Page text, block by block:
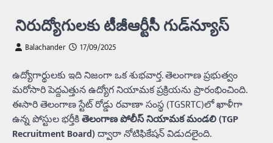
నిరుద్యోగులకు టీజీఆర్టీసీ గుడ్‌న్యూస్‌
Balachander 17/09/2025
ఉద్యోగార్థులకు ఇది నిజంగా ఒక శుభవార్త. తెలంగాణ ప్రభుత్వం
మరోసారి పెద్దఎత్తున ఉద్యోగ నియామక ప్రక్రియను ప్రారంభించింది.
ఈసారి తెలంగాణ స్టేట్‌ రోడ్డు రవాణా సంస్థ (TGSRTC)లో ఖాళీగా
ఉన్న పోస్టుల భర్తీకితెలంగాణ పోలీస్‌ నియామక మండలి (TGP
Recruitment Board)ద్వారా నోటిఫికేషన్‌ విడుదలైంది.